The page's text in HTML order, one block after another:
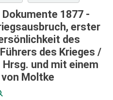
Dokumente 1877 -
erster
des
des Krieges /
und mit einem
Moltke